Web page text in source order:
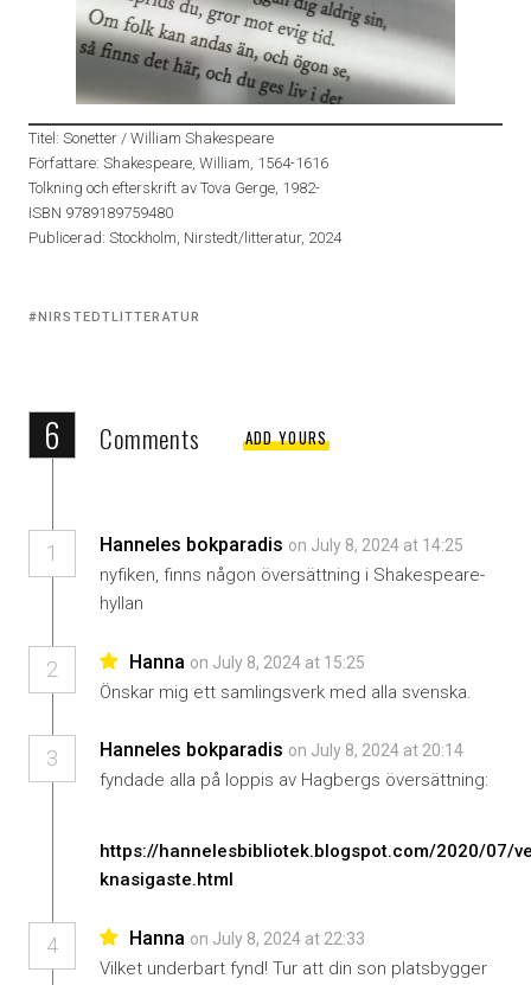
Titel: Sonetter / William Shakespeare
Författare: Shakespeare, William, 1564-1616
Tolkning och efterskrift av Tova Gerge, 1982-
ISBN 9789189759480
Publicerad: Stockholm, Nirstedt/litteratur, 2024
Tagged
NIRSTEDTLITTERATUR
6 Comments ADD YOURS
1 Hanneles bokparadis on July 8, 2024 at 14:25
nyfiken, finns någon översättning i Shakespeare-
hyllan
2 Hanna on July 8, 2024 at 15:25
Önskar mig ett samlingsverk med alla svenska.
3 Hanneles bokparadis on July 8, 2024 at 20:14
fyndade alla på loppis av Hagbergs översättning:
https://hannelesbibliotek.blogspot.com/2020/07/
knasigaste.html
4 Hanna on July 8, 2024 at 22:33
Vilket underbart fynd! Tur att din son platsbygger